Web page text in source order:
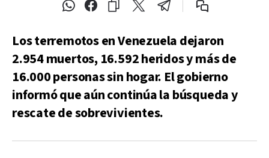
Los terremotos en Venezuela dejaron
2.954 muertos, 16.592 heridos y más de
16.000 personas sin hogar. El gobierno
informó que aún continúa la búsqueda y
rescate de sobrevivientes.